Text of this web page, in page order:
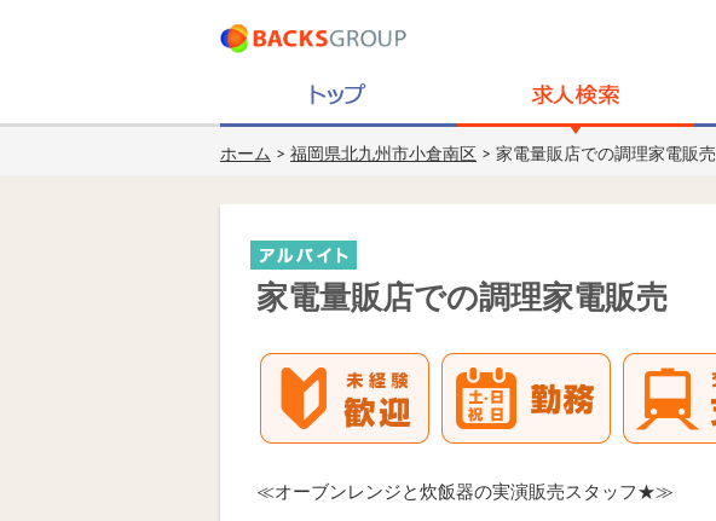
ホーム > 福岡県北九州市小倉南区 > 家電量販店での調理家電販売
家電量販店での調理家電販売
≪オーブンレンジと炊飯器の実演販売スタッフ★≫